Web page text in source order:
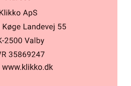
www.klikko.dk